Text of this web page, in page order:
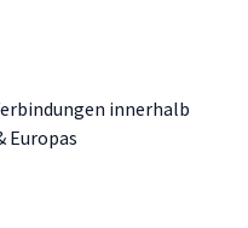
innerhalb
Europas